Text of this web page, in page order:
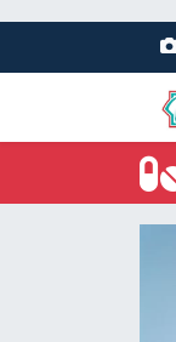
Trafik
TFF 2.Lig
Tüm